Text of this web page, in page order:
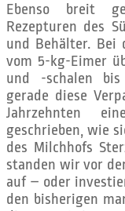
Ebenso breit
Rezepturen des
und Behälter. Bei
vom 5-kg-Eimer
und -schalen
gerade diese
Jahrzehnten
geschrieben, wie
des Milchhofs
standen wir vor
auf – oder
den bisherigen